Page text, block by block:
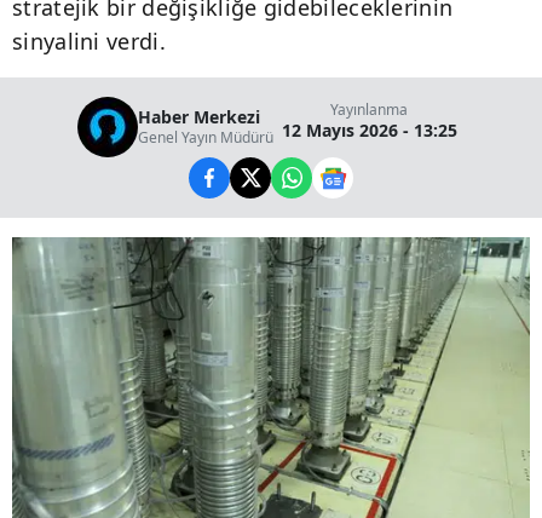
stratejik bir değişikliğe gidebileceklerinin
sinyalini verdi.
Haber Merkezi
Genel Yayın Müdürü
Yayınlanma
12 Mayıs 2026 - 13:25